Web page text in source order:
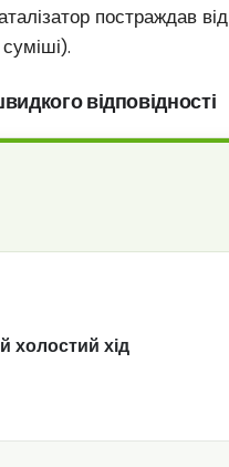
постраждав від
відповідності
холостий хід